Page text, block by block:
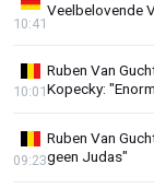
Veelbelovende
10:41
Ruben Van
Kopecky:
10:01
Ruben Van
geen Judas"
09:23